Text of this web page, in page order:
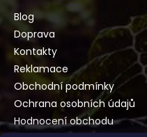
Blog
Doprava
Kontakty
Reklamace
Obchodní podmínky
Ochrana osobních údajů
Hodnocení obchodu